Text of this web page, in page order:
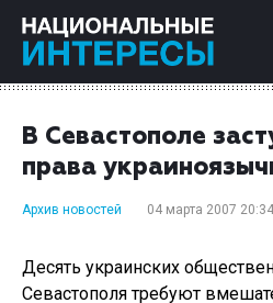
В Севастополе
права
Архив новостей 04 марта 2007 20:34
Десять украинских
Севастополя требуют